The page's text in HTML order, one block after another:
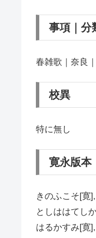
事項｜分
春雑歌｜奈良
校異
特に無し
寛永版本
きのふこそ[寛],
としははてし
はるかすみ[寛],